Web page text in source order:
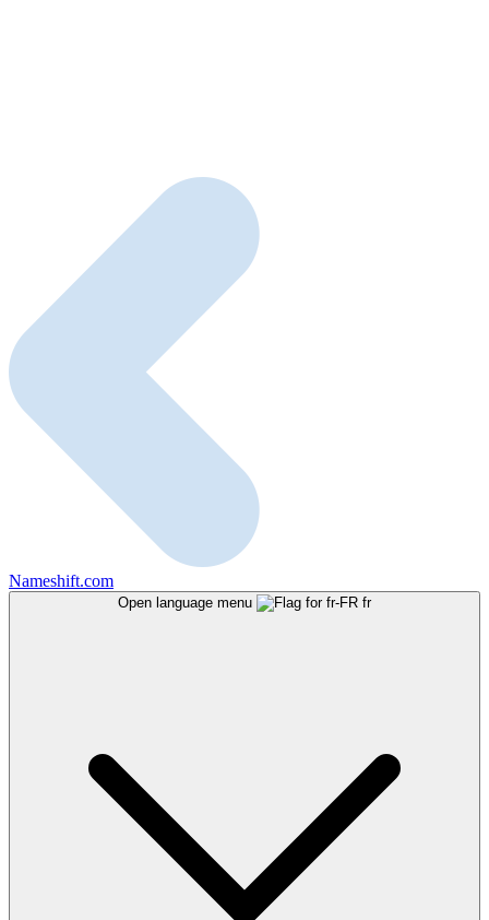
Nameshift.com
Open language menu fr